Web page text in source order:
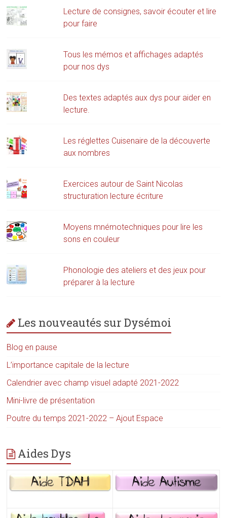
Lecture de consignes, savoir écouter et lire
pour faire
Tous les mémos et affichages adaptés
pour nos dys
Des textes adaptés aux dys pour aider en
lecture.
Les réglettes Cuisenaire de la découverte
aux nombres
Exercices autour de Saint Nicolas
structuration lecture écriture
Moyens mnémotechniques pour lire les
sons en couleur
Phonologie des ateliers et des jeux pour
préparer à la lecture
Les nouveautés sur Dysémoi
Blog en pause
L’importance capitale de la lecture
Calendrier avec champ visuel adapté 2021-2022
Mini-livre de présentation
Poutre du temps 2021-2022 – Ajout Espace
Aides Dys